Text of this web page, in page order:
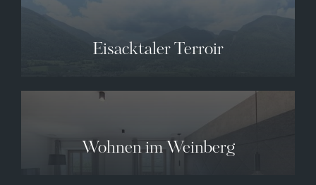
Eisacktaler Terroir
Wohnen im Weinberg